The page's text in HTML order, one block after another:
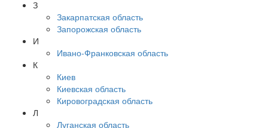
З
Закарпатская область
Запорожская область
И
Ивано-Франковская область
К
Киев
Киевская область
Кировоградская область
Л
Луганская область